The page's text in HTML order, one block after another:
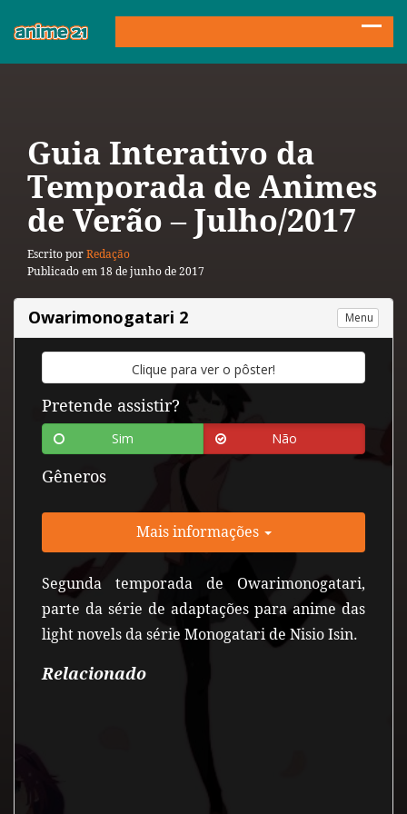
Guia Interativo da
Temporada de Animes
de Verão – Julho/2017
Escrito porRedação
Publicado em 18 de junho de 2017
Owarimonogatari 2 Menu
Clique para ver o pôster!
Pretende assistir?
Sim Não
Gêneros
Mais informações
Segunda temporada de Owarimonogatari,
parte da série de adaptações para anime das
light novels da série Monogatari de Nisio Isin.
Relacionado